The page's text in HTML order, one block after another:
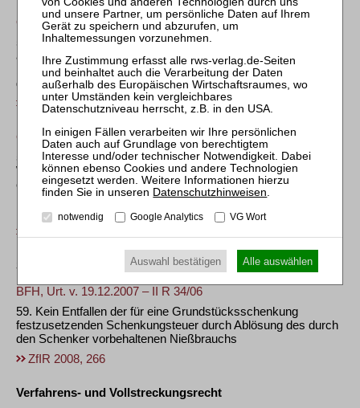
OLG Hamm, Beschl. v. 20.12.2007 – 15 W 41/07
57. Anspruch der WEG gegen ihren (abberufenen) Verwalter
auf Rechnungslegung und Herausgabe der Unterlagen
betreffend ein Fremdgeldkonto auch bei über das Konto
geflossenen Geldbewegungen Dritter
ZfIR 2008, 266
OLG Düsseldorf, Beschl. v. 30.11.2007 – I–3 Wx 158/07
58. Unzulässigkeit eines Berufens des
Wohnungseigentümers, der entgegen der Teilungserklärung
errichtete Kellerräume erfolgreich herausverlangt hat,
hinsichtlich der übrigen Keller auf einen seit Jahren
bestehenden Nutzungszustand
Steuerrecht
BFH, Urt. v. 19.12.2007 – II R 34/06
59. Kein Entfallen der für eine Grundstücksschenkung
festzusetzenden Schenkungsteuer durch Ablösung des durch
den Schenker vorbehaltenen Nießbrauchs
ZfIR 2008, 266
Verfahrens- und Vollstreckungsrecht
Datenschutzhinweisen
notwendig Google Analytics VG Wort
Auswahl bestätigen Alle auswählen